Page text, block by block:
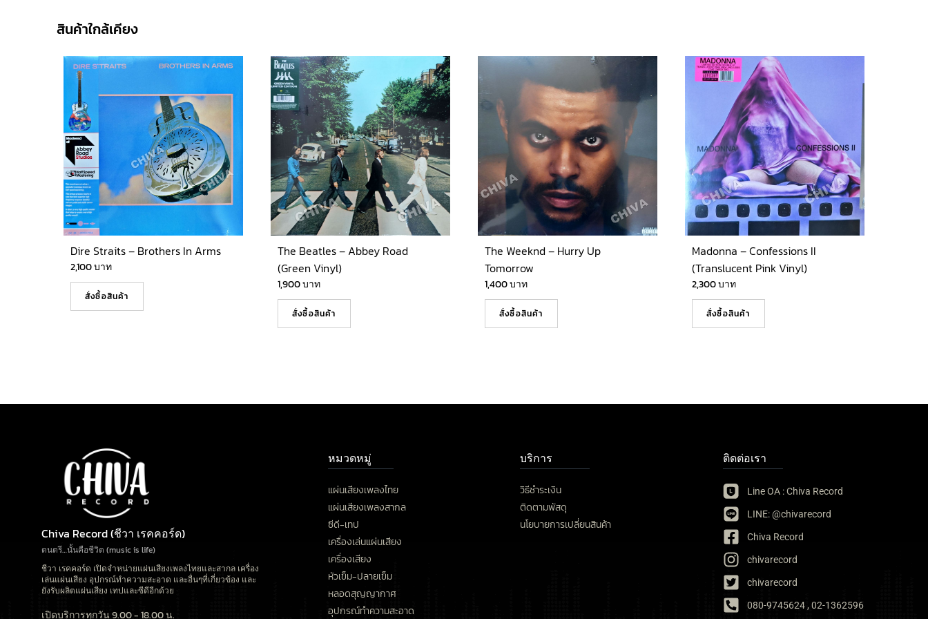
สินค้าใกล้เคียง
Dire Straits – Brothers In Arms
2,100บาท
สั่งซื้อสินค้า
The Beatles – Abbey Road
(Green Vinyl)
1,900บาท
สั่งซื้อสินค้า
The Weeknd – Hurry Up
Tomorrow
1,400บาท
สั่งซื้อสินค้า
Madonna – Confessions II
(Translucent Pink Vinyl)
2,300บาท
สั่งซื้อสินค้า
Chiva Record (ชีวา เรคคอร์ด)
ดนตรี…นั้นคือชีวิต (music is life)
ชีวา เรคคอร์ด เปิดจำหน่ายแผ่นเสียงเพลงไทยและสากล เครื่อง
เล่นแผ่นเสียง อุปกรณ์ทำความสะอาด และอื่นๆที่เกี่ยวข้อง และ
ยังรับผลิตแผ่นเสียง เทปและซีดีอีกด้วย
เปิดบริการทุกวัน 9.00 - 18.00 น.
หมวดหมู่
แผ่นเสียงเพลงไทย
แผ่นเสียงเพลงสากล
ซีดี-เทป
เครื่องเล่นแผ่นเสียง
เครื่องเสียง
หัวเข็ม-ปลายเข็ม
หลอดสุญญากาศ
อุปกรณ์ทำความสะอาด
บริการ
วิธีชำระเงิน
ติดตามพัสดุ
นโยบายการเปลี่ยนสินค้า
ติดต่อเรา
Line OA : Chiva Record
LINE: @chivarecord
Chiva Record
chivarecord
chivarecord
080-9745624 , 02-1362596